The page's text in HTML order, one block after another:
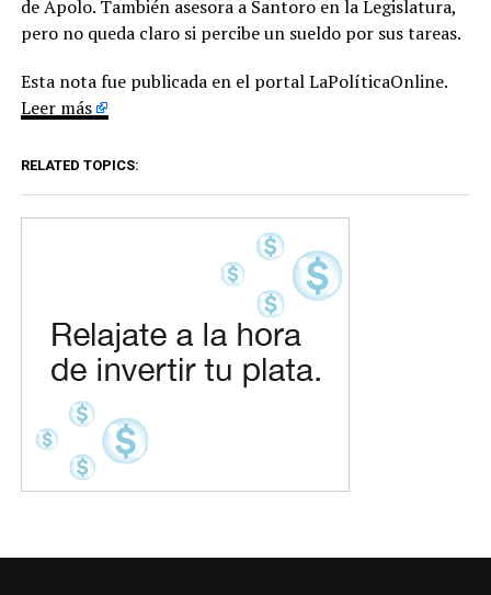
de Apolo. También asesora a Santoro en la Legislatura,
pero no queda claro si percibe un sueldo por sus tareas.
Esta nota fue publicada en el portal LaPolíticaOnline.
Leer más
RELATED TOPICS: